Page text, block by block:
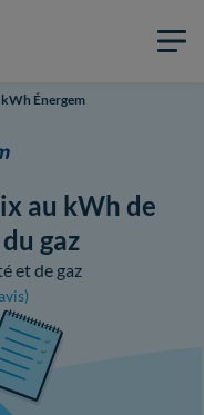
Énergem
au kWh de
gaz
et de gaz